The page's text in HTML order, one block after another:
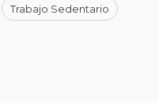
Trabajo Sedentario